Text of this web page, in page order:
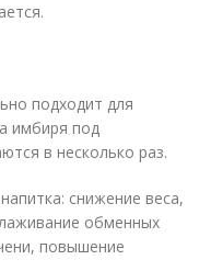
подходит для
имбиря под
в несколько раз.
снижение веса,
обменных
повышение